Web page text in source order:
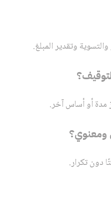
وتقدير المبلغ.
مدة أو أساس آخر.
ومعنوي؟
دون تكرار.